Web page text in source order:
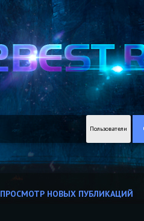
Пользователи
ПРОСМОТР НОВЫХ ПУБЛИКАЦИЙ